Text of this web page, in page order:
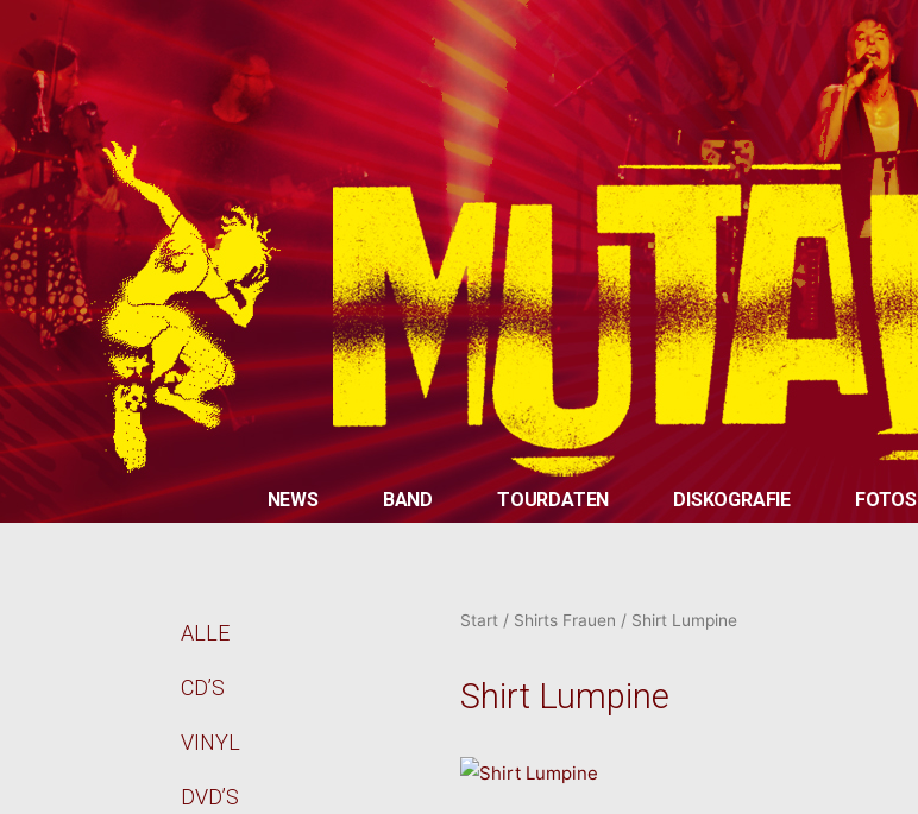
NEWS BAND TOURDATEN DISKOGRAFIE FOTOS
ALLE
CD’S
VINYL
DVD’S
Start / Shirts Frauen / Shirt Lumpine
Shirt Lumpine